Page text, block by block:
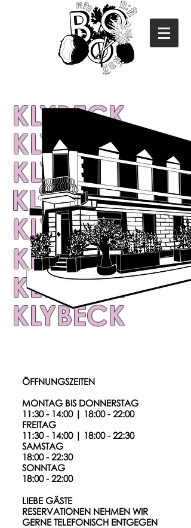
KLYBECK
KLYBECK
KLYBECK
KLYBECK
KLYBECK
KLYBECK
KLYBECK
KLYBECK
ÖFFNUNGSZEITEN
MONTAG BIS DONNERSTAG
11:30 - 14:00 | 18:00 - 22:00
FREITAG
11:30 - 14:00 | 18:00 - 22:30
SAMSTAG
18:00 - 22:30
SONNTAG
18:00 - 22:00
LIEBE GÄSTE
RESERVATIONEN NEHMEN WIR
GERNE TELEFONISCH ENTGEGEN